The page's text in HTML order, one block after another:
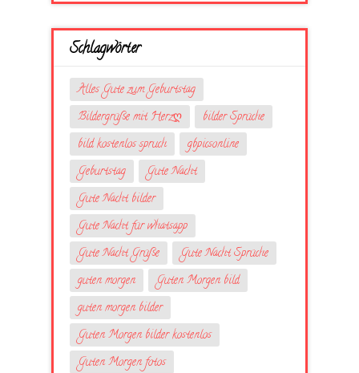
Schlagwörter
Alles Gute zum Geburtstag
Bildergrüße mit Herzღ
bilder Sprüche
bild kostenlos spruch
gbpicsonline
Geburtstag
Gute Nacht
Gute Nacht bilder
Gute Nacht für whatsapp
Gute Nacht Grüße
Gute Nacht Sprüche
guten morgen
Guten Morgen bild
guten morgen bilder
Guten Morgen bilder kostenlos
Guten Morgen fotos